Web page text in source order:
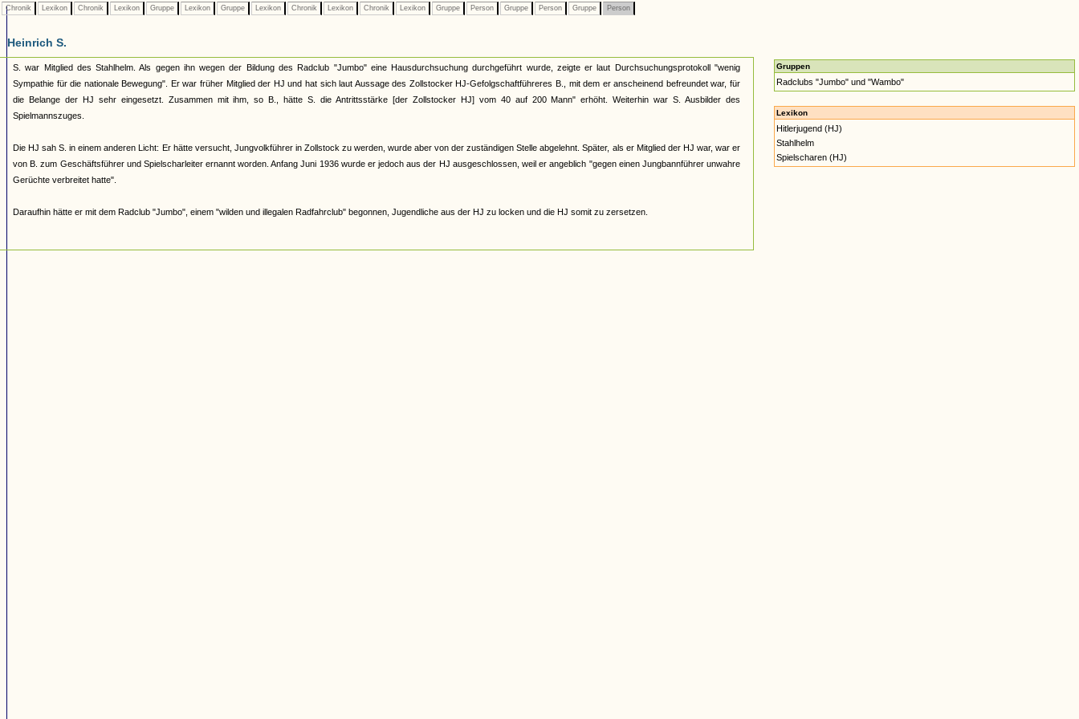
Chronik Lexikon Chronik Lexikon Gruppe Lexikon Gruppe Lexikon Chronik Lexikon Chronik Lexikon Gruppe Person Gruppe Person Gruppe Person
Heinrich S.
S. war Mitglied des Stahlhelm. Als gegen ihn wegen der Bildung des Radclub "Jumbo" eine Hausdurchsuchung durchgeführt wurde, zeigte er laut Durchsuchungsprotokoll "wenig
Sympathie für die nationale Bewegung". Er war früher Mitglied der HJ und hat sich laut Aussage des Zollstocker HJ-Gefolgschaftführeres B., mit dem er anscheinend befreundet war, für
die Belange der HJ sehr eingesetzt. Zusammen mit ihm, so B., hätte S. die Antrittsstärke [der Zollstocker HJ] vom 40 auf 200 Mann" erhöht. Weiterhin war S. Ausbilder des
Spielmannszuges.
Die HJ sah S. in einem anderen Licht: Er hätte versucht, Jungvolkführer in Zollstock zu werden, wurde aber von der zuständigen Stelle abgelehnt. Später, als er Mitglied der HJ war, war er
von B. zum Geschäftsführer und Spielscharleiter ernannt worden. Anfang Juni 1936 wurde er jedoch aus der HJ ausgeschlossen, weil er angeblich "gegen einen Jungbannführer unwahre
Gerüchte verbreitet hatte".
Daraufhin hätte er mit dem Radclub "Jumbo", einem "wilden und illegalen Radfahrclub" begonnen, Jugendliche aus der HJ zu locken und die HJ somit zu zersetzen.
Gruppen
Radclubs "Jumbo" und "Wambo"
Lexikon
Hitlerjugend (HJ)
Stahlhelm
Spielscharen (HJ)